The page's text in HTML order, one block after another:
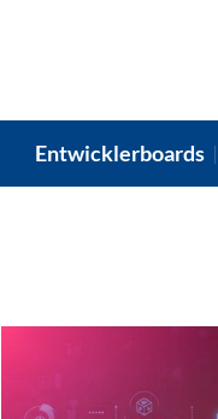
Entwicklerboards